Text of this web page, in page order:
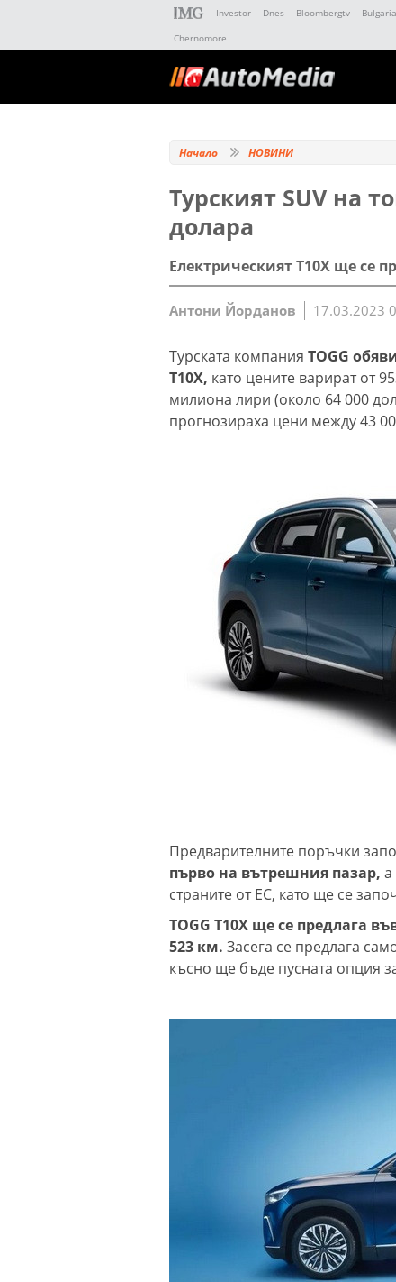
Investor Dnes Bloombergtv
Chernomore
Начало НОВИНИ
Турският SUV на
долара
Електрическият T10X ще се
Антони Йорданов 17.03.2023
Турската компания TOGG
T10X, като цените варират от
милиона лири (около 64 000
прогнозираха цени между 43
Предварителните поръчки
първо на вътрешния пазар, а
страните от ЕС, като ще се
TOGG T10X ще се предлага
523 км. Засега се предлага
късно ще бъде пусната опция